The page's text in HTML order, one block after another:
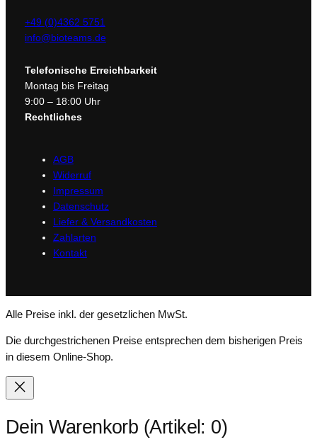
+49 (0)4362 5751
info@bioteams.de
Telefonische Erreichbarkeit
Montag bis Freitag
9:00 – 18:00 Uhr
Rechtliches
AGB
Widerruf
Impressum
Datenschutz
Liefer & Versandkosten
Zahlarten
Kontakt
Alle Preise inkl. der gesetzlichen MwSt.
Die durchgestrichenen Preise entsprechen dem bisherigen Preis
in diesem Online-Shop.
Dein Warenkorb (Artikel: 0)